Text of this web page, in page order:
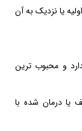
یا نزدیک به آن
و محبوب ترین
درمان شده با